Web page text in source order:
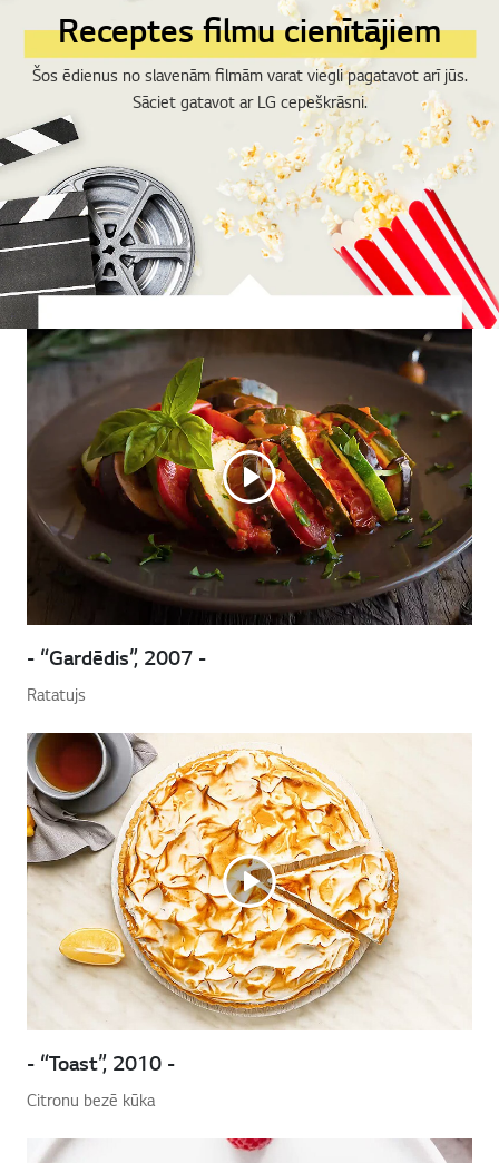
Receptes filmu cienītājiem
Šos ēdienus no slavenām filmām varat viegli pagatavot arī jūs.
Sāciet gatavot ar LG cepeškrāsni.
- “Gardēdis”, 2007 -
Ratatujs
- “Toast”, 2010 -
Citronu bezē kūka